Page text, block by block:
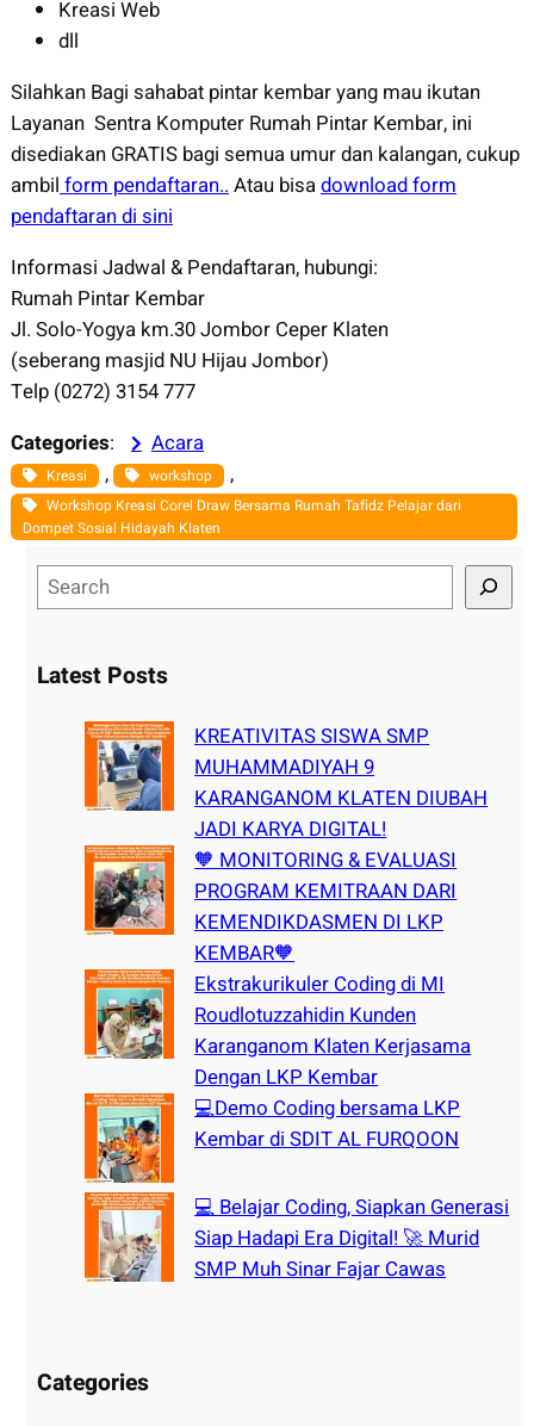
Kreasi Web
dll
Silahkan Bagi sahabat pintar kembar yang mau ikutan
Layanan Sentra Komputer Rumah Pintar Kembar, ini
disediakan GRATIS bagi semua umur dan kalangan, cukup
ambil form pendaftaran.. Atau bisadownload form
pendaftaran di sini
Informasi Jadwal & Pendaftaran, hubungi:
Rumah Pintar Kembar
Jl. Solo-Yogya km.30 Jombor Ceper Klaten
(seberang masjid NU Hijau Jombor)
Telp (0272) 3154 777
Categories: Acara
Kreasi , workshop ,
Workshop Kreasi Corel Draw Bersama Rumah Tafidz Pelajar dari
Dompet Sosial Hidayah Klaten
e
rLatest Posts
KREATIVITAS SISWA SMP
MUHAMMADIYAH 9
KARANGANOM KLATEN DIUBAH
JADI KARYA DIGITAL!
🧡 MONITORING & EVALUASI
PROGRAM KEMITRAAN DARI
KEMENDIKDASMEN DI LKP
KEMBAR🧡
Ekstrakurikuler Coding di MI
Roudlotuzzahidin Kunden
Karanganom Klaten Kerjasama
Dengan LKP Kembar
💻Demo Coding bersama LKP
Kembar di SDIT AL FURQOON
💻 Belajar Coding, Siapkan Generasi
Siap Hadapi Era Digital! 🚀 Murid
SMP Muh Sinar Fajar Cawas
Categories